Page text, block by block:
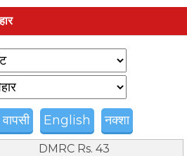
वापसी English नक्शा
DMRC Rs. 43